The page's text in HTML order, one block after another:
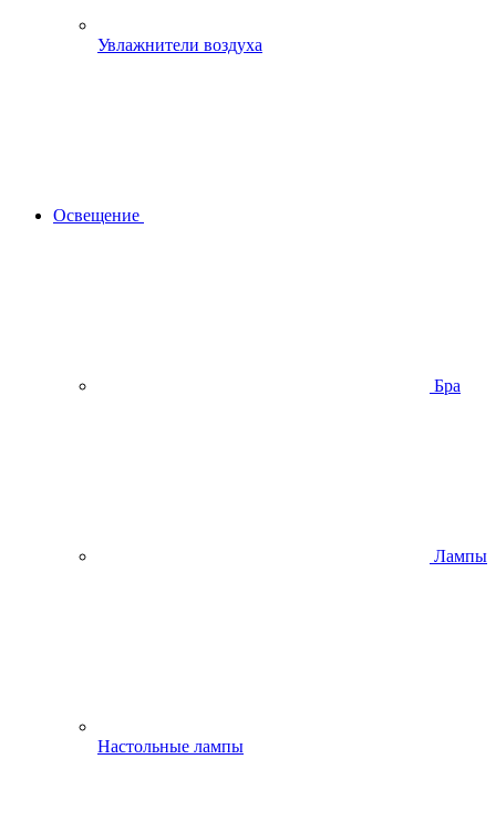
Увлажнители воздуха
Освещение
Бра
Лампы
Настольные лампы